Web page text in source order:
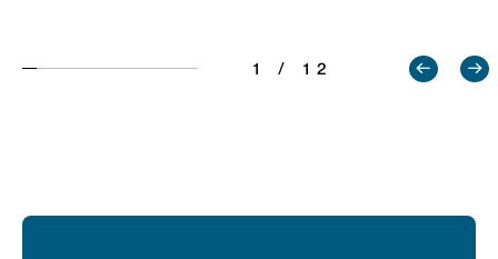
1 / 12